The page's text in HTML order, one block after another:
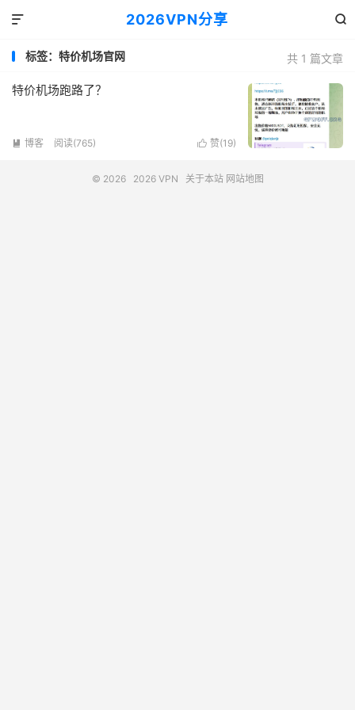
2026VPN分享 

共 1 篇文章
标签：特价机场官网
特价机场跑路了？
 赞(19)
 博客 阅读(765)
© 2026 2026 VPN 关于本站 网站地图